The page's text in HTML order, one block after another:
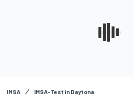
IMSA IMSA-Test in Daytona